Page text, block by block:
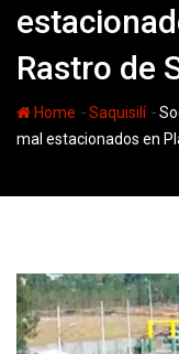
Rastro de
Home -Saquisilí-
mal estacionados en